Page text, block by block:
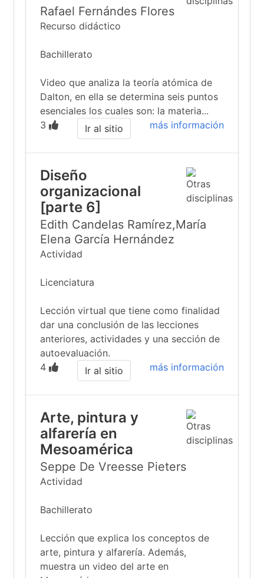
Rafael Fernándes Flores
Recurso didáctico
Bachillerato
Video que analiza la teoría atómica de
Dalton, en ella se determina seis puntos
esenciales los cuales son: la materia...
3
más información
Ir al sitio
Diseño
organizacional
[parte 6]
Edith Candelas Ramírez,María
Elena García Hernández
Actividad
Licenciatura
Lección virtual que tiene como finalidad
dar una conclusión de las lecciones
anteriores, actividades y una sección de
autoevaluación.
4
más información
Ir al sitio
Arte, pintura y
alfarería en
Mesoamérica
Seppe De Vreesse Pieters
Actividad
Bachillerato
Lección que explica los conceptos de
arte, pintura y alfarería. Además,
muestra un video del arte en